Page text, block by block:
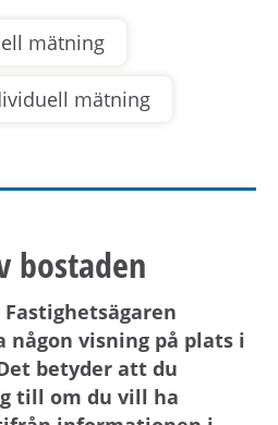
mätning
mätning
bostaden
visning på plats i
betyder att du
till om du vill ha